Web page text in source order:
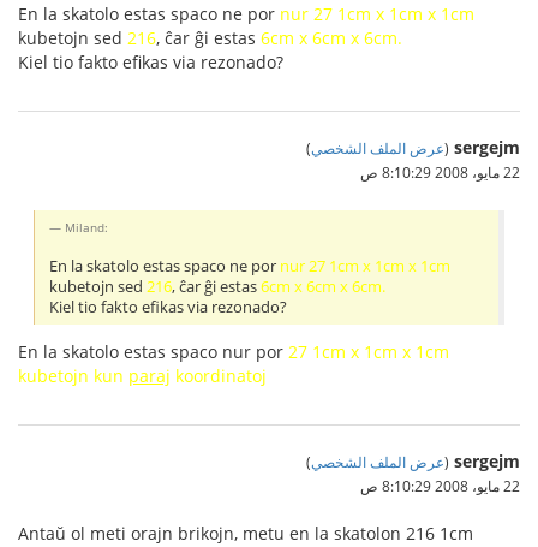
En la skatolo estas spaco ne por nur 27 1cm x 1cm x 1cm
kubetojn sed 216, ĉar ĝi estas 6cm x 6cm x 6cm.
Kiel tio fakto efikas via rezonado?
sergejm
(عرض الملف الشخصي)
22 مايو، 2008 8:10:29 ص
Miland:
En la skatolo estas spaco ne por nur 27 1cm x 1cm x 1cm
kubetojn sed216, ĉar ĝi estas6cm x 6cm x 6cm.
Kiel tio fakto efikas via rezonado?
En la skatolo estas spaco nur por 27 1cm x 1cm x 1cm
kubetojn kun paraj koordinatoj
sergejm
(عرض الملف الشخصي)
22 مايو، 2008 8:10:29 ص
Antaŭ ol meti orajn brikojn, metu en la skatolon 216 1cm